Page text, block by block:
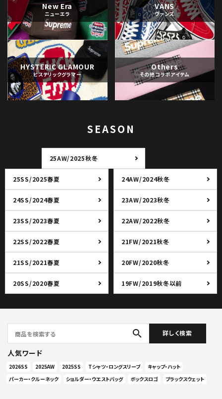
New Era
ニューエラ
VANS
ヴァンズ
HYSTERIC GLAMOUR
ヒステリックグラマー
Others
その他コラボアイテム
SEASON
25AW/2025秋冬
25SS/2025春夏 24AW/2024秋冬
24SS/2024春夏 23AW/2023秋冬
23SS/2023春夏 22AW/2022秋冬
22SS/2022春夏 21FW/2021秋冬
21SS/2021春夏 20FW/2020秋冬
20SS/2020春夏 19FW/2019秋冬以前
search 詳しく検索
人気ワード
2026SS 2025AW 2025SS Tシャツ・ロングスリーブ
キャップ・ハット
パーカー・クルーネック
ショルダー・ウエストバッグ ボックスロゴ ブラックスウェット